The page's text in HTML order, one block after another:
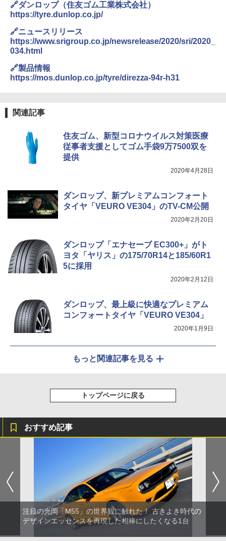
🔗ダンロップ（住友ゴム工業株式会社）
https://tyre.dunlop.co.jp/
🔗ニュースリリース
https://www.srigroup.co.jp/newsrelease/2020/sri/2020_
034.html
🔗製品情報
https://mos.dunlop.co.jp/tyre/direzza-94r-h31
関連記事
住友ゴム、新型コロナウイルス対策医療
従事者支援としてゴム手袋9万7500双を
提供
2020年4月28日
ダンロップ、新プレミアムコンフォート
タイヤ「VEURO VE304」のTV-CM公開
2020年2月20日
ダンロップ「エナセーブ EC300+」がト
ヨタ「ヤリス」の175/70R14と185/60R1
5に採用
2020年2月12日
ダンロップ、最上級に快適なプレミアム
コンフォートタイヤ「VEURO VE304」
2020年1月9日
もっと関連記事を見る
トップページに戻る
おすすめ記事
注目の光岡「M55」の世界観に触れた！ 古きよき時代の
デザインエッセンスを再現した相棒にしたくなる1台